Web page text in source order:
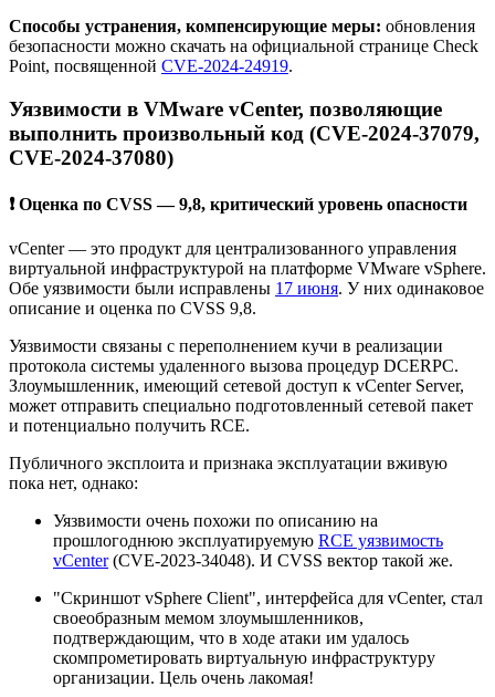
Способы устранения, компенсирующие меры: обновления
безопасности можно скачать на официальной странице Check
Point, посвященной CVE-2024-24919.
Уязвимости в VMware vCenter, позволяющие
выполнить произвольный код (CVE-2024-37079,
CVE-2024-37080)
❗ Оценка по CVSS — 9,8, критический уровень опасности
vCenter — это продукт для централизованного управления
виртуальной инфраструктурой на платформе VMware vSphere.
Обе уязвимости были исправлены 17 июня. У них одинаковое
описание и оценка по CVSS 9,8.
Уязвимости связаны с переполнением кучи в реализации
протокола системы удаленного вызова процедур DCERPC.
Злоумышленник, имеющий сетевой доступ к vCenter Server,
может отправить специально подготовленный сетевой пакет
и потенциально получить RCE.
Публичного эксплоита и признака эксплуатации вживую
пока нет, однако:
Уязвимости очень похожи по описанию на
прошлогоднюю эксплуатируемую RCE уязвимость
vCenter(CVE-2023-34048). И CVSS вектор такой же.
"Скриншот vSphere Client", интерфейса для vCenter, стал
своеобразным мемом злоумышленников,
подтверждающим, что в ходе атаки им удалось
скомпрометировать виртуальную инфраструктуру
организации. Цель очень лакомая!